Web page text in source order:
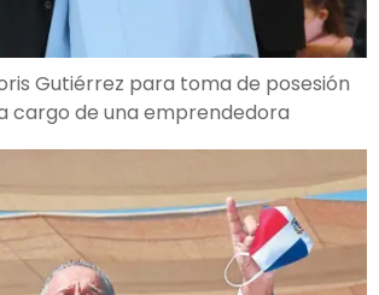
Gutiérrez para toma de posesión
cargo de una emprendedora